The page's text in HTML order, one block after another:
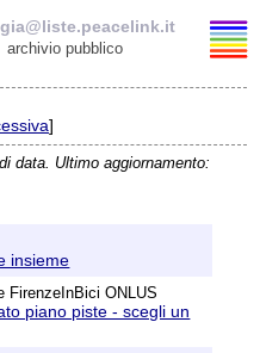
archivio pubblico
]
data. Ultimo aggiornamento:
insieme
FirenzeInBici ONLUS
piano piste - scegli un